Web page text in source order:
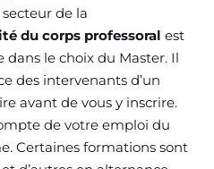
de la
du corps professoral est
le choix du Master. Il
des intervenants d’un
avant de vous y inscrire.
de votre emploi du
Certaines formations sont